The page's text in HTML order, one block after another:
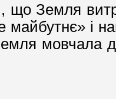
що Земля
майбутнє» і
мовчала